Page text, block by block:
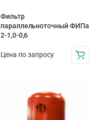
Фильтр
параллельноточный ФИПа
2-1,0-0,6
Цена по запросу